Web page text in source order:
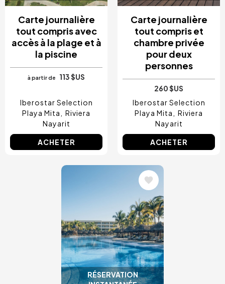
Carte journalière
tout compris avec
accès à la plage et à
la piscine
à partir de 113 $US
Iberostar Selection
Playa Mita
Riviera
Nayarit
ACHETER
Carte journalière
tout compris et
chambre privée
pour deux
personnes
260 $US
Iberostar Selection
Playa Mita
Riviera
Nayarit
ACHETER
RÉSERVATION